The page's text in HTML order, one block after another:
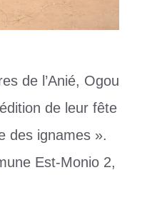
de l’Anié, Ogou
de leur fête
des ignames ».
Est-Monio 2,